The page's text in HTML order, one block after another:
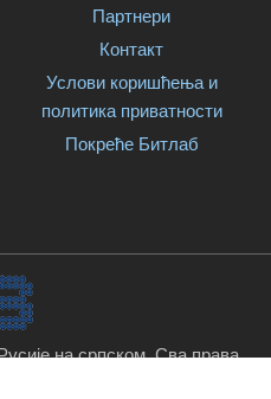
Партнери
Контакт
Услови коришћења и
политика приватности
Покреће Битлаб
на српском. Сва права